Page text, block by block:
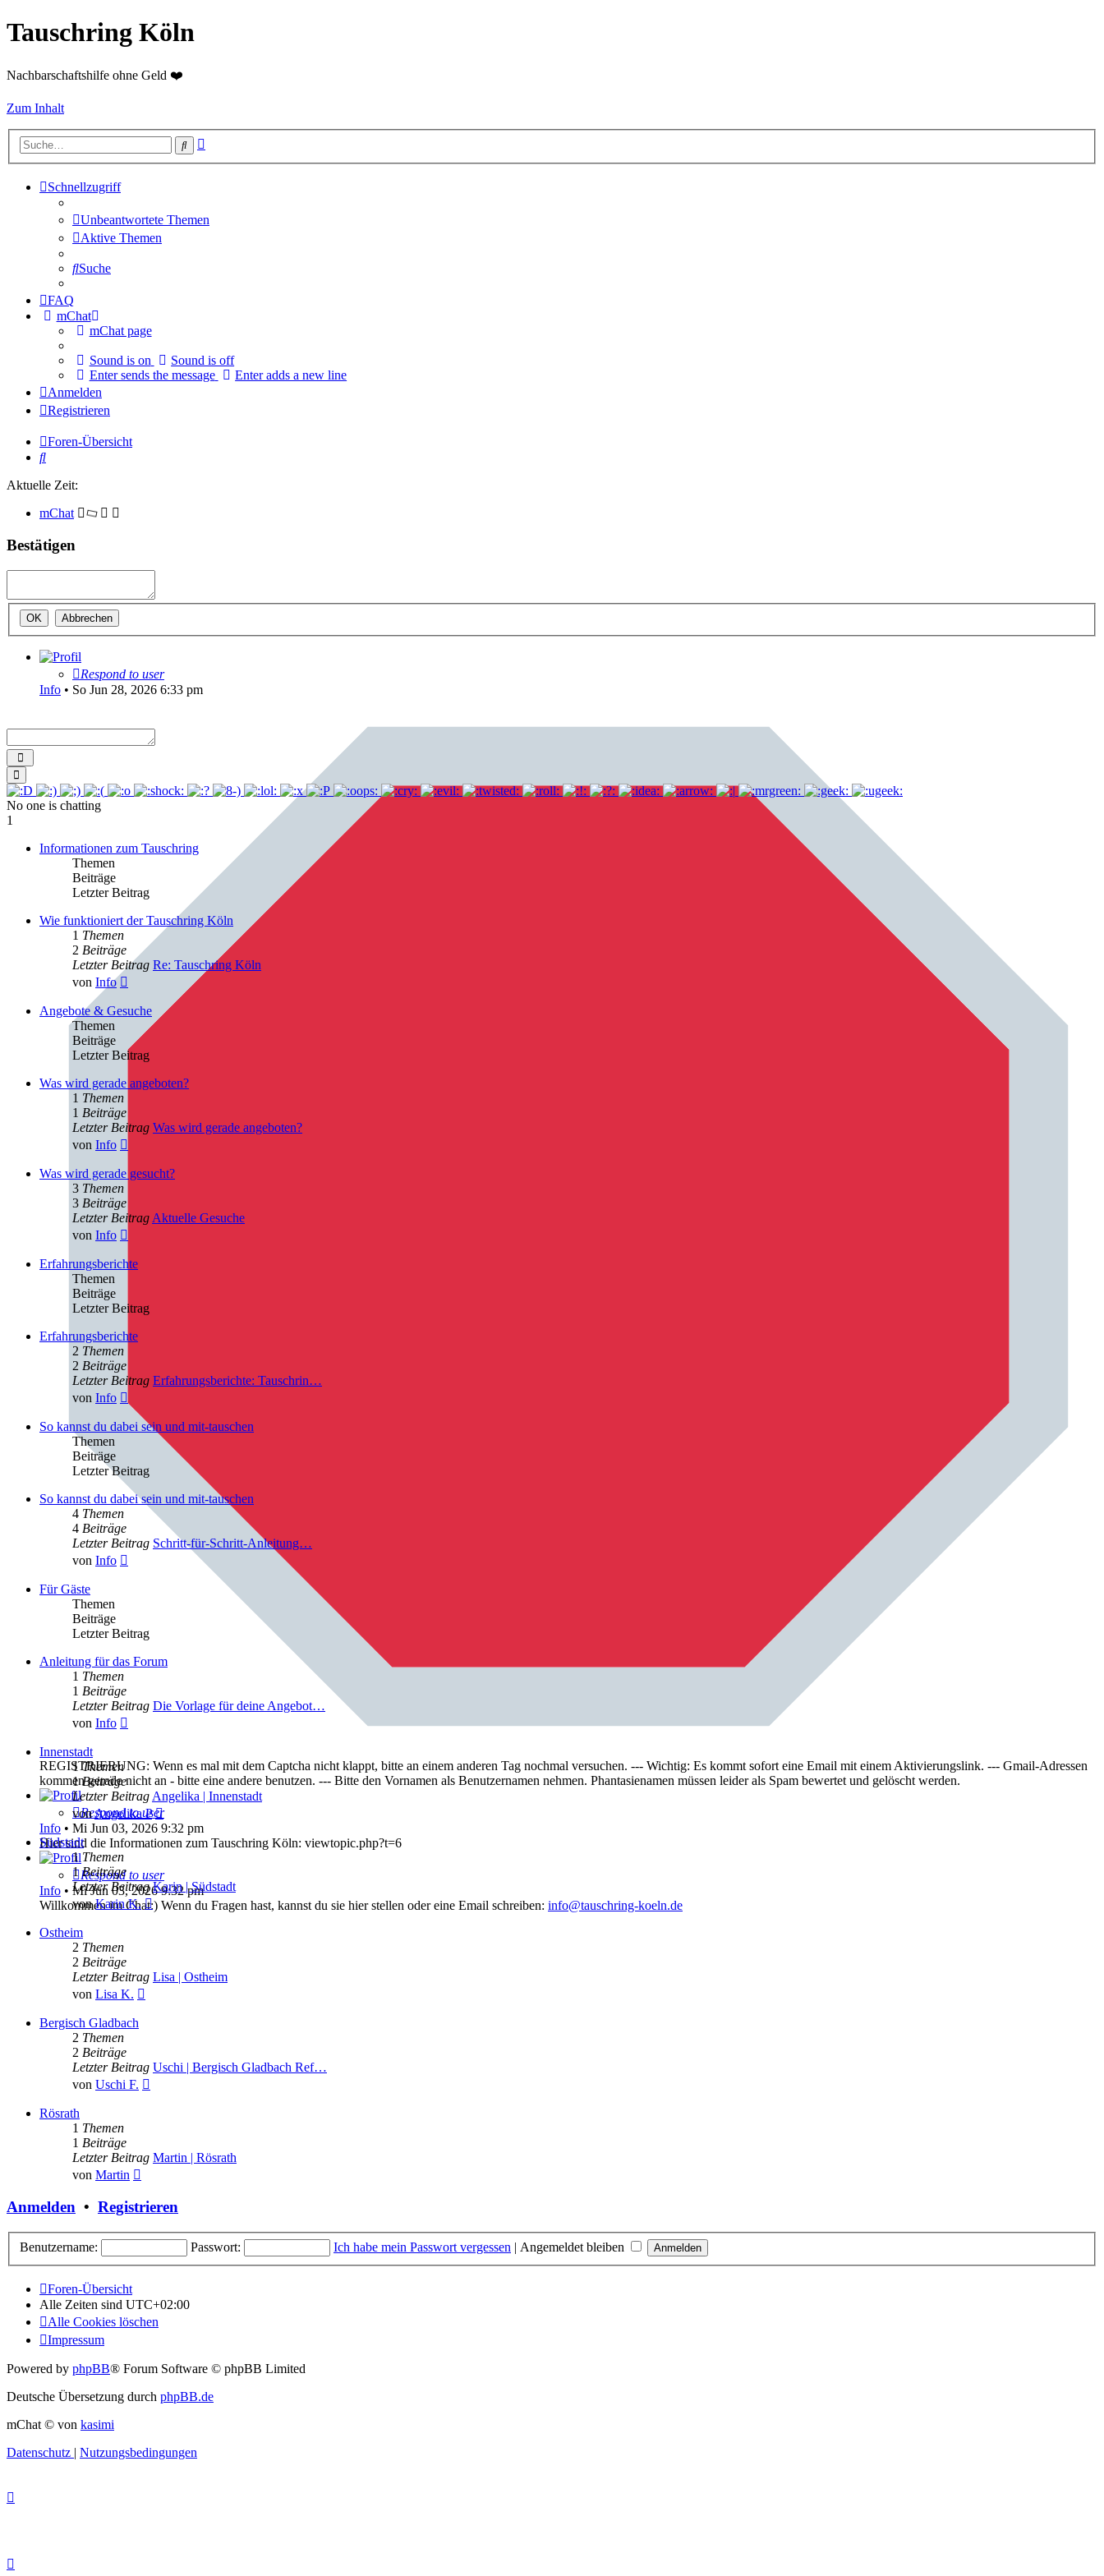
Tauschring Köln
Nachbarschaftshilfe ohne Geld ❤️
Zum Inhalt
Suche
Schnellzugriff
Unbeantwortete Themen
Aktive Themen
Suche
FAQ
mChat
mChat page
Sound is on
Sound is off
Enter sends the message
Enter adds a new line
Anmelden
Registrieren
Foren-Übersicht
Suche
Aktuelle Zeit:
mChat
Bestätigen
Respond to user
Info • So Jun 28, 2026 6:33 pm
REGISTRIERUNG: Wenn es mal mit dem Captcha nicht klappt, bitte an einem anderen Tag nochmal versuchen. --- Wichtig: Es kommt sofort eine Email mit einem Aktivierungslink. --- Gmail-Adressen
kommen gerade nicht an - bitte eine andere benutzen. --- Bitte den Vornamen als Benutzernamen nehmen. Phantasienamen müssen leider als Spam bewertet und gelöscht werden.
Respond to user
Info • Mi Jun 03, 2026 9:32 pm
Hier sind die Informationen zum Tauschring Köln: viewtopic.php?t=6
Respond to user
Info • Mi Jun 03, 2026 9:32 pm
Willkommen im Chat:) Wenn du Fragen hast, kannst du sie hier stellen oder eine Email schreiben: info@tauschring-koeln.de
No one is chatting
1
Informationen zum Tauschring
Themen
Beiträge
Letzter Beitrag
Wie funktioniert der Tauschring Köln
1 Themen
2 Beiträge
Letzter Beitrag Re: Tauschring Köln
von Info
Angebote & Gesuche
Themen
Beiträge
Letzter Beitrag
Was wird gerade angeboten?
1 Themen
1 Beiträge
Letzter Beitrag Was wird gerade angeboten?
von Info
Was wird gerade gesucht?
3 Themen
3 Beiträge
Letzter Beitrag Aktuelle Gesuche
von Info
Erfahrungsberichte
Themen
Beiträge
Letzter Beitrag
Erfahrungsberichte
2 Themen
2 Beiträge
Letzter Beitrag Erfahrungsberichte: Tauschrin…
von Info
Beitrag
So kannst du dabei sein und mit-tauschen
Themen
Beiträge
Letzter Beitrag
So kannst du dabei sein und mit-tauschen
4 Themen
4 Beiträge
Letzter Beitrag Schritt-für-Schritt-Anleitung…
von Info
Für Gäste
Themen
Beiträge
Letzter Beitrag
Anleitung für das Forum
1 Themen
1 Beiträge
Letzter Beitrag Die Vorlage für deine Angebot…
von Info
Innenstadt
1Themen
1Beiträge
Letzter Beitrag Angelika | Innenstadt
vonAngelika P
Neuester
Beitrag
Südstadt
1Themen
1Beiträge
Letzter Beitrag Karin | Südstadt
vonKarin K.
Neuester
Beitrag
Ostheim
2 Themen
2 Beiträge
Letzter Beitrag Lisa | Ostheim
von Lisa K.
Bergisch Gladbach
2 Themen
2 Beiträge
Letzter Beitrag Uschi | Bergisch Gladbach Ref…
von Uschi F.
Rösrath
1 Themen
1 Beiträge
Letzter Beitrag Martin | Rösrath
von Martin
Anmelden • Registrieren
Benutzername: Passwort: Ich habe mein Passwort vergessen | Angemeldet bleiben
Foren-Übersicht
Alle Zeiten sind UTC+02:00
Alle Cookies löschen
Impressum
Powered by phpBB® Forum Software © phpBB Limited
Deutsche Übersetzung durch phpBB.de
mChat © von kasimi
Datenschutz | Nutzungsbedingungen